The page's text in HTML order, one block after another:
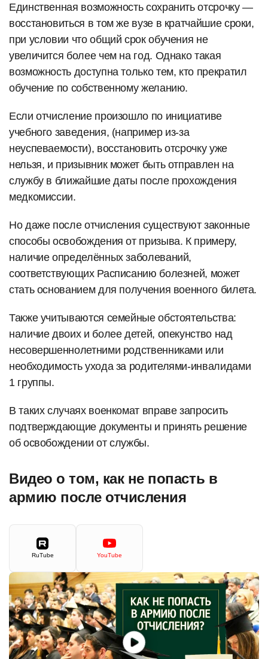
Единственная возможность сохранить отсрочку —
восстановиться в том же вузе в кратчайшие сроки,
при условии что общий срок обучения не
увеличится более чем на год. Однако такая
возможность доступна только тем, кто прекратил
обучение по собственному желанию.
Если отчисление произошло по инициативе
учебного заведения, (например из-за
неуспеваемости), восстановить отсрочку уже
нельзя, и призывник может быть отправлен на
службу в ближайшие даты после прохождения
медкомиссии.
Но даже после отчисления существуют законные
способы освобождения от призыва. К примеру,
наличие определённых заболеваний,
соответствующих Расписанию болезней, может
стать основанием для получения военного билета.
Также учитываются семейные обстоятельства:
наличие двоих и более детей, опекунство над
несовершеннолетними родственниками или
необходимость ухода за родителями-инвалидами
1 группы.
В таких случаях военкомат вправе запросить
подтверждающие документы и принять решение
об освобождении от службы.
Видео о том, как не попасть в
армию после отчисления
RuTube YouTube